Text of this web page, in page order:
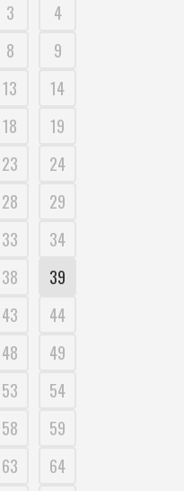
3
4
8
9
13
14
18
19
23
24
28
29
33
34
38
39
43
44
48
49
53
54
58
59
63
64